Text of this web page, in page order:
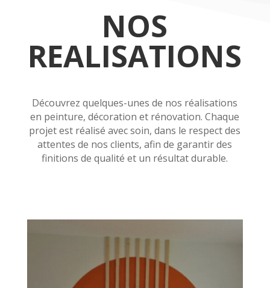
NOS
REALISATIONS
Découvrez quelques-unes de nos réalisations
en peinture, décoration et rénovation. Chaque
projet est réalisé avec soin, dans le respect des
attentes de nos clients, afin de garantir des
finitions de qualité et un résultat durable.